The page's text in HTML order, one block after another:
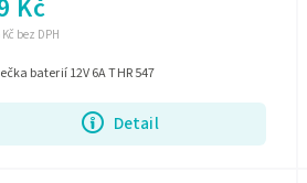
Kč bez DPH
Kč
Detail
baterií 12V 6A THR 547